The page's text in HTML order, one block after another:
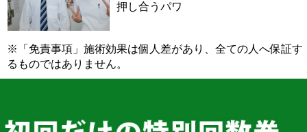
押し合うパワ
※「免責事項」施術効果は個人差があり、全ての人へ保証す
るものではありません。